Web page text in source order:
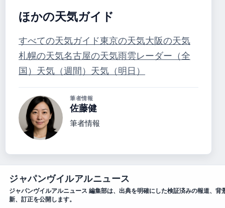
ほかの天気ガイド
すべての天気ガイド東京の天気大阪の天気
札幌の天気名古屋の天気雨雲レーダー（全
国） 天気（週間） 天気（明日）
筆者情報
佐藤健
筆者情報
ジャパンヴイルアルニュース
ジャパンヴイルアルニュース 編集部は、出典を明確にした検証済みの報道、背
新、訂正を公開します。